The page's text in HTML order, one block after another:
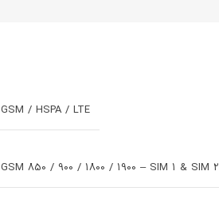
GSM / HSPA / LTE
GSM 850 / 900 / 1800 / 1900 – SIM 1 & SIM 2